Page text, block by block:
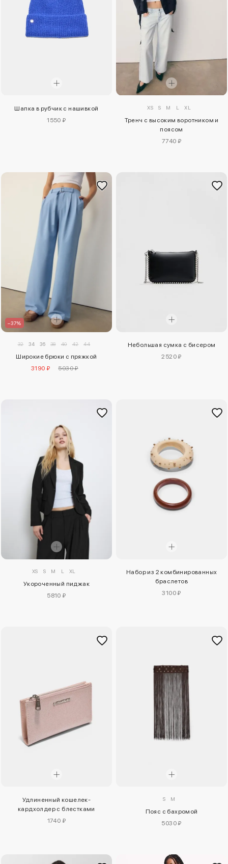
Шапка в рубчик с нашивкой
1550 ₽
XS S M L XL
Тренч с высоким воротником и
поясом
7740 ₽
–37%
32 34 36 38 40 42 44
Широкие брюки с пряжкой
3190 ₽
5030 ₽
Небольшая сумка с бисером
2520 ₽
XS S M L XL
Укороченный пиджак
5810 ₽
Набор из 2 комбинированных
браслетов
3100 ₽
Удлиненный кошелек-
кардхолдер с блестками
1740 ₽
S M
Пояс с бахромой
5030 ₽